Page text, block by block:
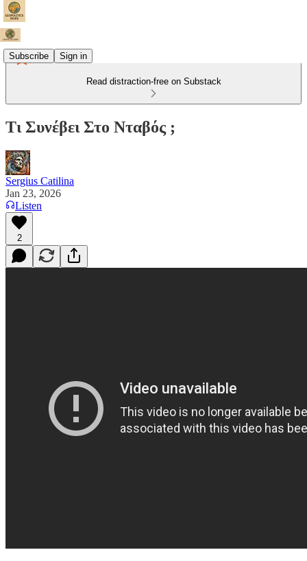
Subscribe Sign in
Read distraction-free on Substack
Τι Συνέβει Στο Νταβός ;
Sergius Catilina
Jan 23, 2026
Listen
2